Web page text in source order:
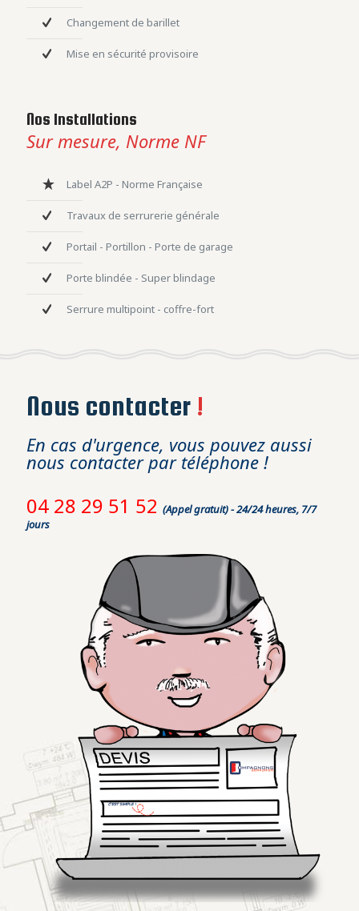
Changement de barillet
Mise en sécurité provisoire
Nos Installations
Sur mesure, Norme NF
Label A2P - Norme Française
Travaux de serrurerie générale
Portail - Portillon - Porte de garage
Porte blindée - Super blindage
Serrure multipoint - coffre-fort
Nous contacter !
En cas d'urgence, vous pouvez aussi
nous contacter par téléphone !
04 28 29 51 52 (Appel gratuit) - 24/24 heures, 7/7
jours